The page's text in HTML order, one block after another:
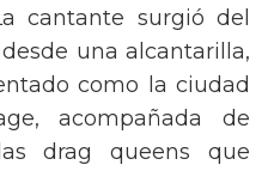
cantante surgió del
una alcantarilla,
como la ciudad
acompañada de
drag queens que